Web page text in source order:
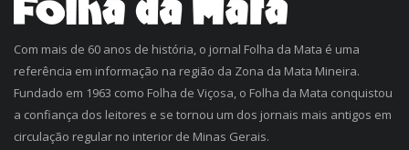
Com mais de 60 anos de história, o jornal Folha da Mata é uma
referência em informação na região da Zona da Mata Mineira.
Fundado em 1963 como Folha de Viçosa, o Folha da Mata conquistou
a confiança dos leitores e se tornou um dos jornais mais antigos em
circulação regular no interior de Minas Gerais.